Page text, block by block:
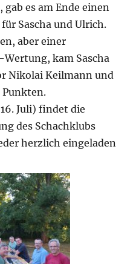
es am Ende einen
Sascha und Ulrich.
aber einer
kam Sascha
Nikolai Keilmann und
Punkten.
Juli) findet die
des Schachklubs
herzlich eingeladen